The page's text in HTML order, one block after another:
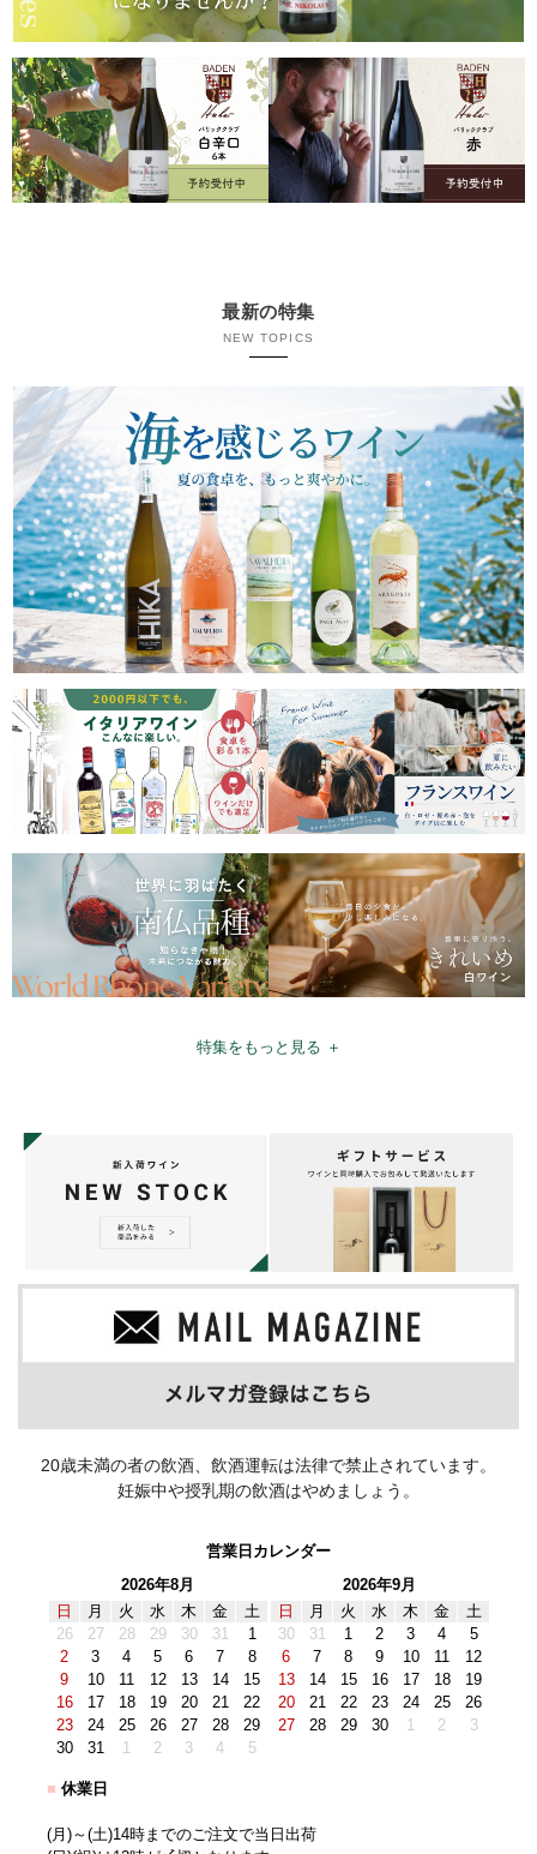
最新の特集
NEW TOPICS
特集をもっと見る ＋
20歳未満の者の飲酒、飲酒運転は法律で禁止されています。
妊娠中や授乳期の飲酒はやめましょう。
営業日カレンダー
2026年8月
日
月 火 水 木 金
土
26
27 28 29 30 31
1
2
3 4 5 6 7
8
9
10 11 12 13 14
15
16
17 18 19 20 21
22
23
24 25 26 27 28
29
30
31 1 2 3 4 5
2026年9月
日
月 火 水 木 金
土
30
31 1 2 3 4
5
6
7 8 9 10 11
12
13
14 15 16 17 18
19
20
21 22 23 24 25
26
27
28 29 30 1 2 3
■ 休業日
(月)～(土)14時までのご注文で当日出荷